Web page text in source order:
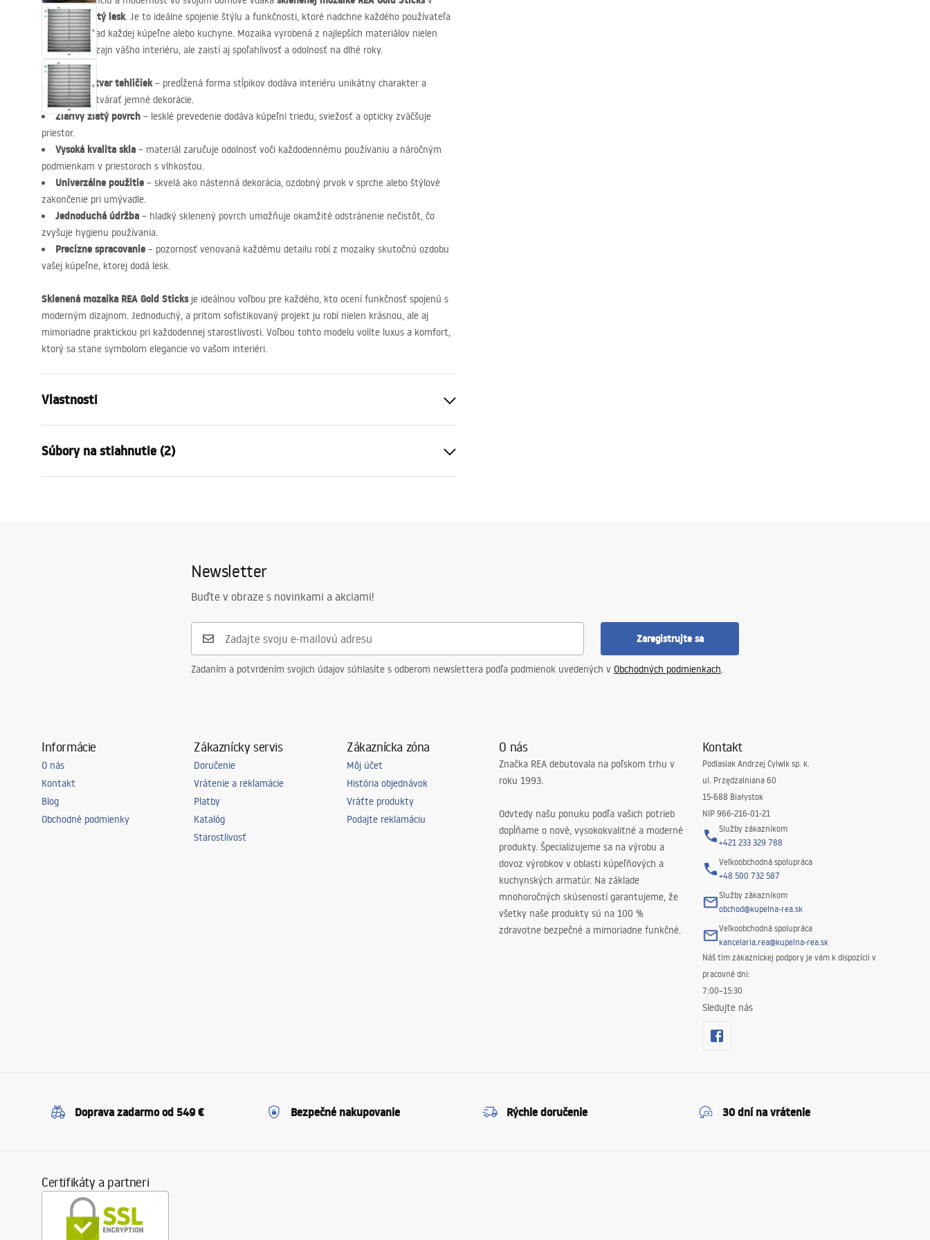
prevedenízlatý lesk. Je to ideálne spojenie štýlu a funkčnosti, ktoré nadchne každého používateľa
a zmení vzhľad každej kúpeľne alebo kuchyne. Mozaika vyrobená z najlepších materiálov nielen
podčiarkne dizajn vášho interiéru, ale zaistí aj spoľahlivosť a odolnosť na dlhé roky.
Moderný tvar tehličiek– predĺžená forma stĺpikov dodáva interiéru unikátny charakter a
umožňuje vytvárať jemné dekorácie.
Žiarivý zlatý povrch – lesklé prevedenie dodáva kúpeľni triedu, sviežosť a opticky zväčšuje
priestor.
Vysoká kvalita skla – materiál zaručuje odolnosť voči každodennému používaniu a náročným
podmienkam v priestoroch s vlhkosťou.
Univerzálne použitie – skvelá ako nástenná dekorácia, ozdobný prvok v sprche alebo štýlové
zakončenie pri umývadle.
Jednoduchá údržba – hladký sklenený povrch umožňuje okamžité odstránenie nečistôt, čo
zvyšuje hygienu používania.
Precízne spracovanie – pozornosť venovaná každému detailu robí z mozaiky skutočnú ozdobu
vašej kúpeľne, ktorej dodá lesk.
Sklenená mozaika REA Gold Sticksje ideálnou voľbou pre každého, kto ocení funkčnosť spojenú s
moderným dizajnom. Jednoduchý, a pritom sofistikovaný projekt ju robí nielen krásnou, ale aj
mimoriadne praktickou pri každodennej starostlivosti. Voľbou tohto modelu volíte luxus a komfort,
ktorý sa stane symbolom elegancie vo vašom interiéri.
Vlastnosti
Šírka (mm)
Výška (mm)
8mm
lesk
P14457
Súbory na stiahnutie (2)
Newsletter
Buďte v obraze s novinkami a akciami!
Zaregistrujte sa
Zadaním a potvrdením svojich údajov súhlasíte s odberom newslettera podľa podmienok uvedených v Obchodných podmienkach.
Informácie
O nás
Kontakt
Blog
Obchodné podmienky
Zákaznícky servis
Doručenie
Vrátenie a reklamácie
Platby
Katalóg
Starostlivosť
Zákaznícka zóna
Môj účet
História objednávok
Vráťte produkty
Podajte reklamáciu
O nás
Značka REA debutovala na poľskom trhu v
roku 1993.
Odvtedy našu ponuku podľa vašich potrieb
dopĺňame o nové, vysokokvalitné a moderné
produkty. Špecializujeme sa na výrobu a
dovoz výrobkov v oblasti kúpeľňových a
kuchynských armatúr. Na základe
mnohoročných skúseností garantujeme, že
všetky naše produkty sú na 100 %
zdravotne bezpečné a mimoriadne funkčné.
Kontakt
Podlasiak Andrzej Cylwik sp. k.
ul. Przędzalniana 60
15-688 Białystok
NIP 966-216-01-21
Služby zákazníkom
+421 233 329 788
Veľkoobchodná spolupráca
+48 500 732 587
Služby zákazníkom
obchod@kupelna-rea.sk
Veľkoobchodná spolupráca
kancelaria.rea@kupelna-rea.sk
Náš tím zákazníckej podpory je vám k dispozícii v
pracovné dni:
7:00–15:30
Sledujte nás
Doprava zadarmo od 549 € Bezpečné nakupovanie Rýchle doručenie 30 dní na vrátenie
Certifikáty a partneri